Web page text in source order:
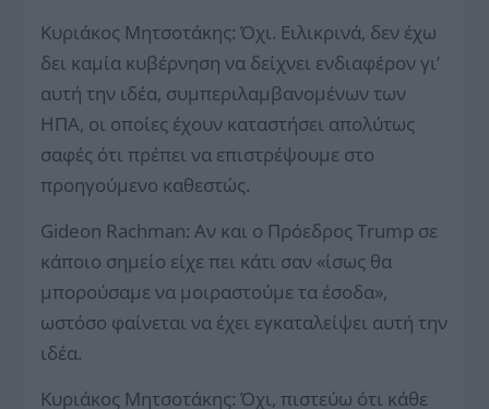
Κυριάκος Μητσοτάκης: Όχι. Ειλικρινά, δεν έχω
δει καμία κυβέρνηση να δείχνει ενδιαφέρον γι’
αυτή την ιδέα, συμπεριλαμβανομένων των
ΗΠΑ, οι οποίες έχουν καταστήσει απολύτως
σαφές ότι πρέπει να επιστρέψουμε στο
προηγούμενο καθεστώς.
Gideon Rachman: Αν και ο Πρόεδρος Trump σε
κάποιο σημείο είχε πει κάτι σαν «ίσως θα
μπορούσαμε να μοιραστούμε τα έσοδα»,
ωστόσο φαίνεται να έχει εγκαταλείψει αυτή την
ιδέα.
Κυριάκος Μητσοτάκης: Όχι, πιστεύω ότι κάθε